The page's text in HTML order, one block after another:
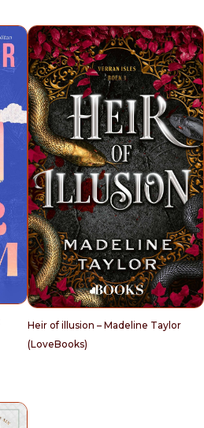
Heir of illusion – Madeline Taylor
(LoveBooks)